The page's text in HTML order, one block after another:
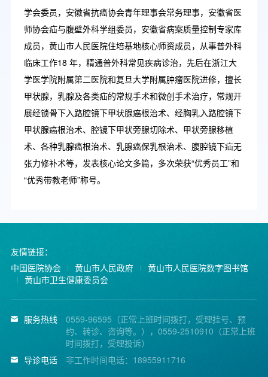
学会委员，安徽省抗癌协会青年理事会常务理事，安徽省医
师协会疝与腹壁外科学组委员，安徽省病案质量控制专家库
成员，黄山市人民医院住培基地核心师资成员，从事普外科
临床工作18 年，精通普外科常见疾病诊治，先后在浙江大
学医学院附属第二医院和复旦大学附属肿瘤医院进修，擅长
甲状腺，乳腺及各类疝的常规手术和微创手术治疗，常规开
展经锁骨下入路腔镜下甲状腺癌根治术、经胸乳入路腔镜下
甲状腺癌根治术、腔镜下甲状旁腺切除术、甲状旁腺移植
术、各种乳腺癌根治术、乳腺癌保乳根治术、腹腔镜下疝无
张力修补术等，发表核心论文多篇，多次荣获“优秀员工”和
“优秀带教老师”称号。
友情链接：
中国医院协会
黄山市人民政府
黄山市人民医院数字图书馆
黄山市卫生健康委员会
服务热线
0559-96595（正常上班时间拨打，受理挂号、预
约、转诊、咨询等。），0559-2510910（正常上班
时间拨打，受理投诉）
导诊电话
非工作时间电话：18955911716